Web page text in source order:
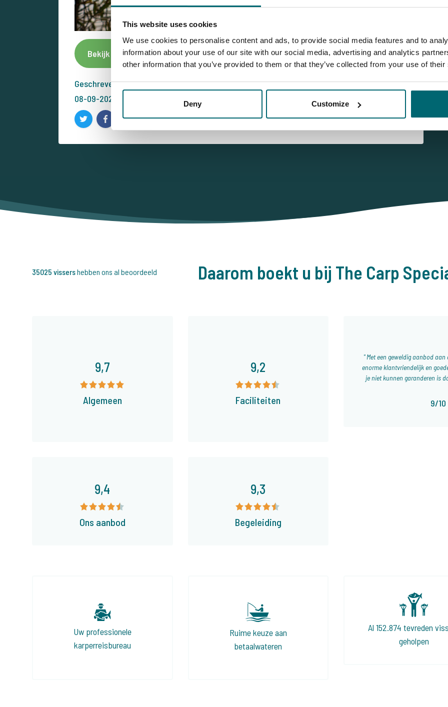
This website uses cookies
We use cookies to personalise content and ads, to provide social media features and to
information about your use of our site with our social media, advertising and analytics
other information that you’ve provided to them or that they’ve collected from your use of
Deny Customize
Bekijk dit betaalwater Meld uzelf aan voor onze nieuwsbrief
Geschreven door: Team The Carp Specialist
08-09-2022
Daarom boekt u bij The Carp
35025 vissershebben ons al beoordeeld
9,7
Algemeen
9,2
Faciliteiten
Met een geweldig aanbod aan
enorme klantvriendelijk en
je niet kunnen garanderen is
9/10
9,4
Ons aanbod
9,3
Begeleiding
Uw professionele
karperreisbureau
Ruime keuze aan
betaalwateren
Al 152.874 tevreden
geholpen